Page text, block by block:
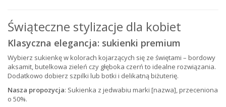
Świąteczne stylizacje dla kobiet
Klasyczna elegancja: sukienki premium
Wybierz sukienkę w kolorach kojarzących się ze świętami – bordowy
aksamit, butelkowa zieleń czy głęboka czerń to idealne rozwiązania.
Dodatkowo dobierz szpilki lub botki i delikatną biżuterię.
Nasza propozycja: Sukienka z jedwabiu marki [nazwa], przeceniona
o 50%.